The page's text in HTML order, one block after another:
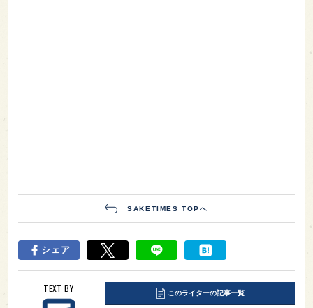
SAKETIMES TOPへ
シェア
TEXT BY このライターの記事一覧